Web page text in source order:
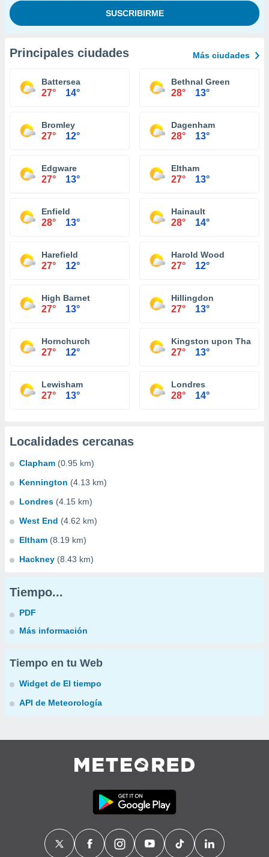
Principales ciudades Más ciudades
Battersea
27° 14°
Bethnal Green
28° 13°
Bromley
27° 12°
Dagenham
28° 13°
Edgware
27° 13°
Eltham
27° 13°
Enfield
28° 13°
Hainault
28° 14°
Harefield
27° 12°
Harold Wood
27° 12°
High Barnet
27° 13°
Hillingdon
27° 13°
Hornchurch
27° 12°
Kingston upon Thames
27° 13°
Lewisham
27° 13°
Londres
28° 14°
Localidades cercanas
Clapham (0.95 km)
Kennington (4.13 km)
Londres (4.15 km)
West End (4.62 km)
Eltham (8.19 km)
Hackney (8.43 km)
Tiempo...
PDF
Más información
Tiempo en tu Web
Widget de El tiempo
API de Meteorología